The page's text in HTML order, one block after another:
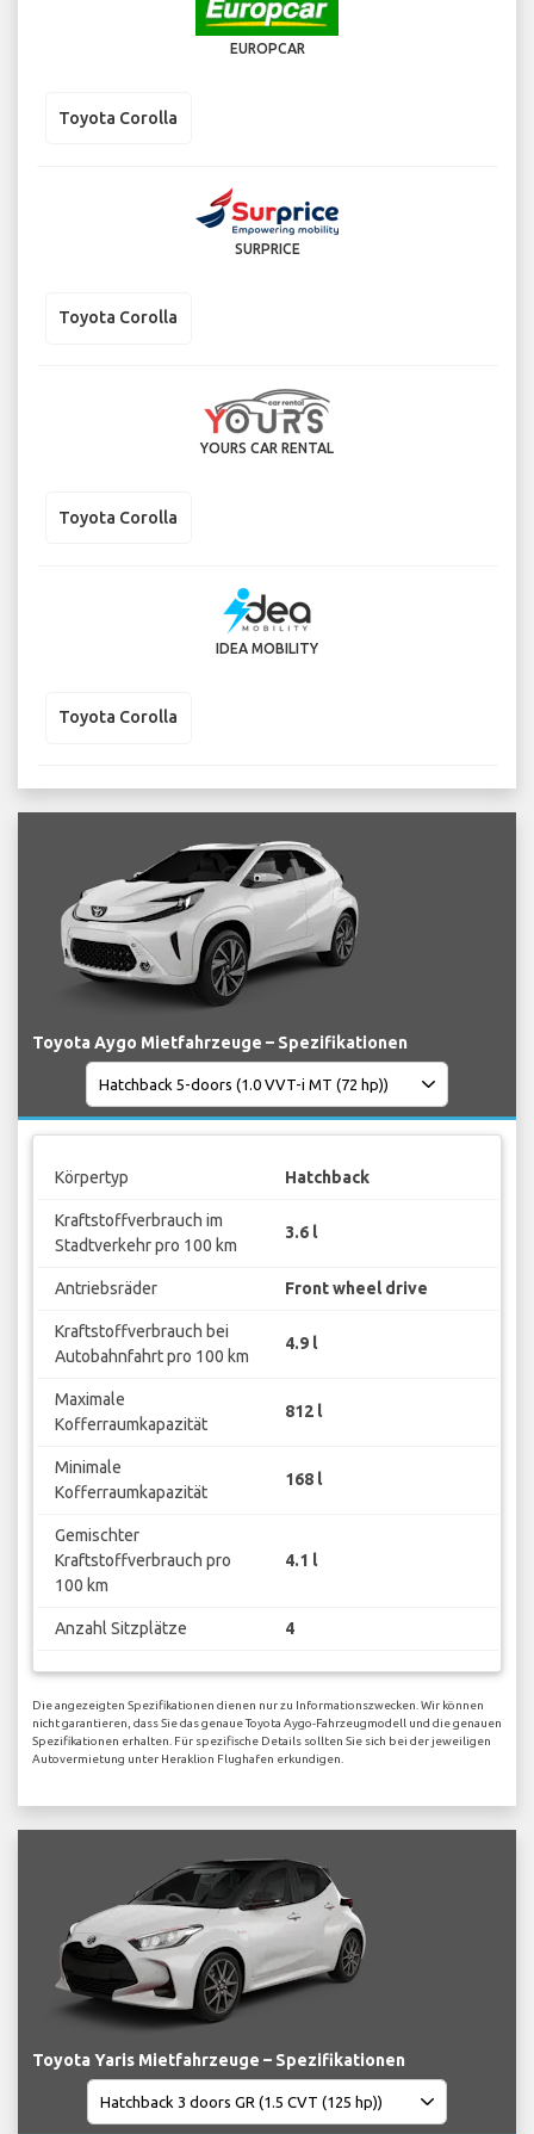
EUROPCAR
Toyota Corolla
SURPRICE
Toyota Corolla
YOURS CAR RENTAL
Toyota Corolla
IDEA MOBILITY
Toyota Corolla
Toyota Aygo Mietfahrzeuge – Spezifikationen
Körpertyp Hatchback
Kraftstoffverbrauch im
Stadtverkehr pro 100 km
3.6 l
Antriebsräder Front wheel drive
Kraftstoffverbrauch bei
Autobahnfahrt pro 100 km
4.9 l
Maximale
Kofferraumkapazität
812 l
Minimale
Kofferraumkapazität
168 l
Gemischter
Kraftstoffverbrauch pro
100 km
4.1 l
Anzahl Sitzplätze 4
Die angezeigten Spezifikationen dienen nur zu Informationszwecken. Wir können
nicht garantieren, dass Sie das genaue Toyota Aygo-Fahrzeugmodell und die genauen
Spezifikationen erhalten. Für spezifische Details sollten Sie sich bei der jeweiligen
Autovermietung unter Heraklion Flughafen erkundigen.
Toyota Yaris Mietfahrzeuge – Spezifikationen